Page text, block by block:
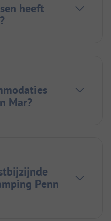
heeft
Mar?
Penn